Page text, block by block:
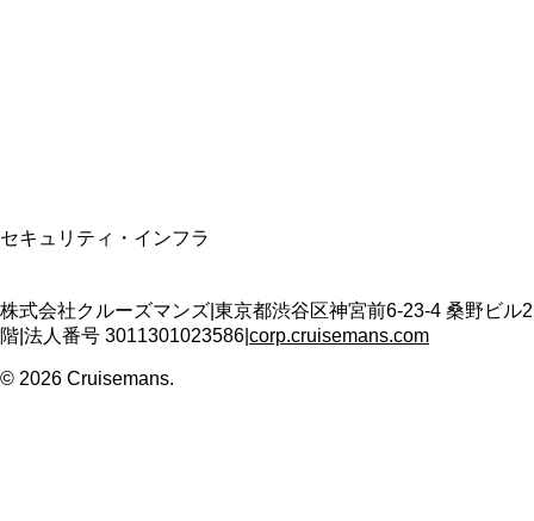
セキュリティ・インフラ
株式会社クルーズマンズ 東京都渋谷区神宮前6-23-4 桑野ビル2
階 法人番号 3011301023586 corp.cruisemans.com
© 2026 Cruisemans.